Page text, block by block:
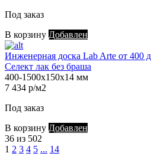
Под заказ
В корзину Добавлен
Инженерная доска Lab Arte от 400
Селект лак без браша
400-1500х150х14 мм
7 434 р/м2
Под заказ
В корзину Добавлен
36 из 502
1 2 3 4 5 ... 14